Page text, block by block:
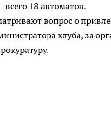
всего 18 автоматов.
вопрос о
клуба, за